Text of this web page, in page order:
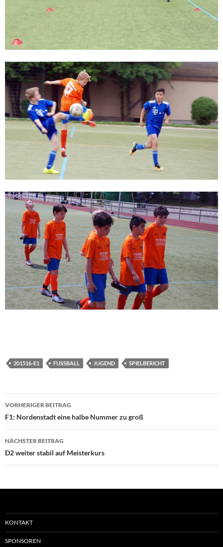
201516-E1 FUSSBALL JUGEND SPIELBERICHT
Beitragsnavigation
VORHERIGER BEITRAG
F1: Nordenstadt eine halbe Nummer zu groß
NÄCHSTER BEITRAG
D2 weiter stabil auf Meisterkurs
KONTAKT
SPONSOREN